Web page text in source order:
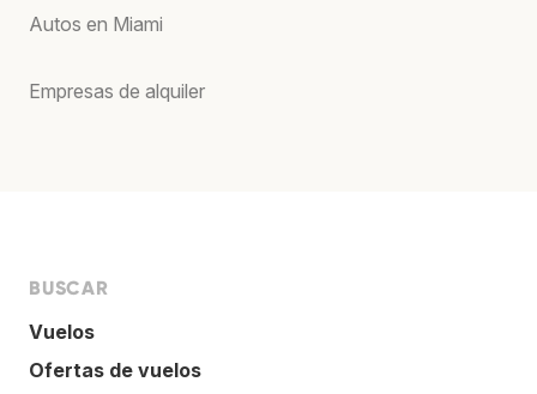
Autos en Miami
Empresas de alquiler
BUSCAR
Vuelos
Ofertas de vuelos